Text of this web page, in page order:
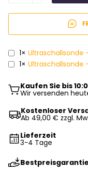
1× Ultraschallsonde
1× Ultraschallsonde
Kaufen Sie bis
Wir versenden
Kostenloser
Ab 49,00 € zzgl.
Lieferzeit
3-4 Tage
Bestpreisgarantie